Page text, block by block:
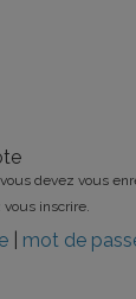
devez vous
inscrire.
mot de